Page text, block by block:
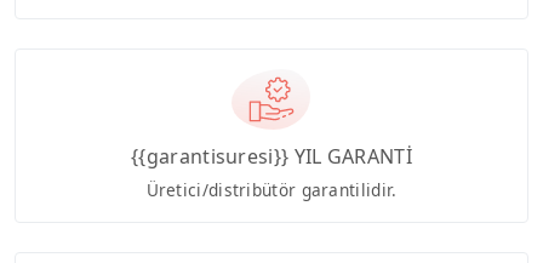
{{garantisuresi}} YIL GARANTİ
Üretici/distribütör garantilidir.